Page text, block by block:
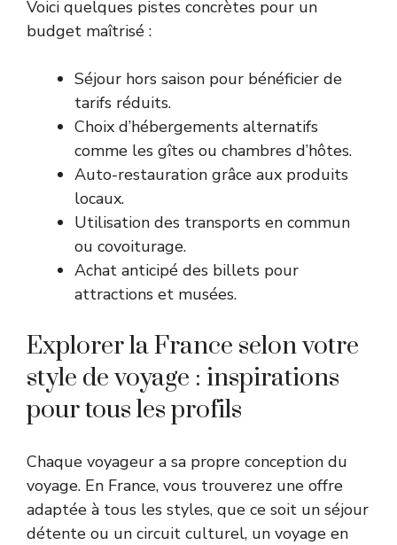
Voici quelques pistes concrètes pour un
budget maîtrisé :
Séjour hors saison pour bénéficier de
tarifs réduits.
Choix d’hébergements alternatifs
comme les gîtes ou chambres d’hôtes.
Auto-restauration grâce aux produits
locaux.
Utilisation des transports en commun
ou covoiturage.
Achat anticipé des billets pour
attractions et musées.
Explorer la France selon votre
style de voyage : inspirations
pour tous les profils
Chaque voyageur a sa propre conception du
voyage. En France, vous trouverez une offre
adaptée à tous les styles, que ce soit un séjour
détente ou un circuit culturel, un voyage en